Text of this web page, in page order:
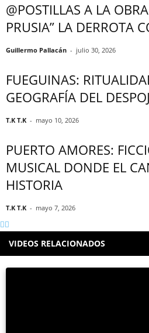
@POSTILLAS A LA
PRUSIA” LA DERROTA
Guillermo Pallacán - julio 30, 2026
FUEGUINAS:
GEOGRAFÍA DEL
T.K T.K - mayo 10, 2026
PUERTO AMORES:
MUSICAL DONDE EL
HISTORIA
T.K T.K - mayo 7, 2026
VIDEOS RELACIONADOS